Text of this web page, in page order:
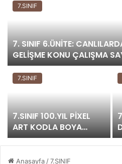
7.SINIF
7. SINIF 6.ÜNİTE:
GELİŞME KONU ÇALIŞMA
7.SINIF
7.SINIF 100.YIL PİXEL
ART KODLA BOYA
ETKİNLİĞİ
Anasayfa /7.SINIF